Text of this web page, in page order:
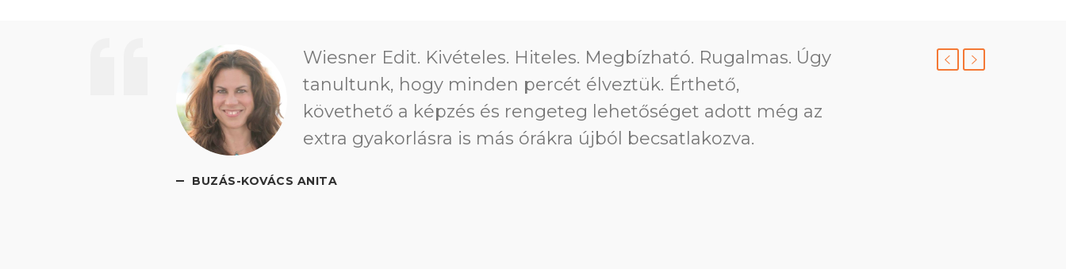
Wiesner Edit. Kivételes. Hiteles. Megbízható. Rugalmas. Úgy
tanultunk, hogy minden percét élveztük. Érthető,
követhető a képzés és rengeteg lehetőséget adott még az
extra gyakorlásra is más órákra újból becsatlakozva.
BUZÁS-KOVÁCS ANITA